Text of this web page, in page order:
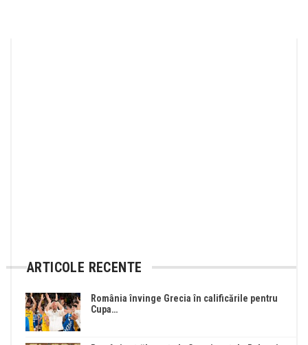
ARTICOLE RECENTE
România învinge Grecia în calificările pentru
Cupa…